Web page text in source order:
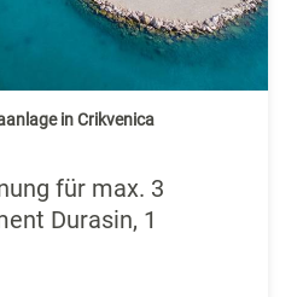
in Crikvenica
für max. 3
Durasin, 1